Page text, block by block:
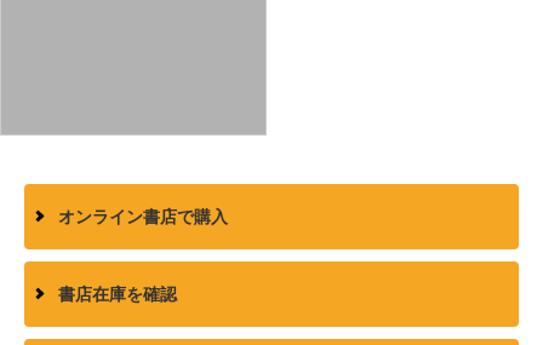
オンライン書店で購入
書店在庫を確認